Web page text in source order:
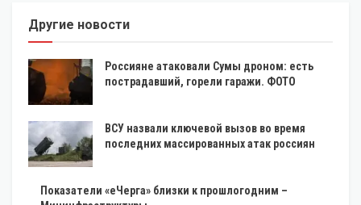
Другие новости
Россияне атаковали Сумы дроном: есть
пострадавший, горели гаражи. ФОТО
ВСУ назвали ключевой вызов во время
последних массированных атак россиян
Показатели «еЧерга» близки к прошлогодним –